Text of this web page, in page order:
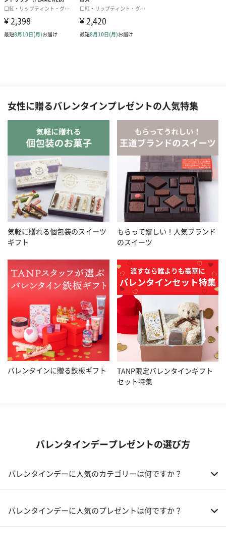
女性に贈るバレンタインプレゼントの人気特集
気軽に贈れる個包装のスイーツ
ギフト
もらって嬉しい！人気ブランド
のスイーツ
バレンタインに贈る鉄板ギフト
TANP限定バレンタインギフト
セット特集
バレンタインデープレゼントの選び方
バレンタインデーに人気のカテゴリーは何ですか？
02 メイクアップ
バレンタインデーに人気のプレゼントは何ですか？